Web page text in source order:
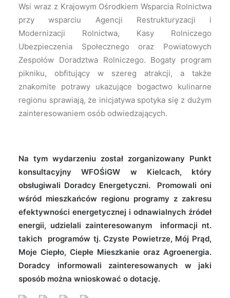
Wsi wraz z Krajowym Ośrodkiem Wsparcia Rolnictwa
przy wsparciu Agencji Restrukturyzacji i
Modernizacji Rolnictwa, Kasy Rolniczego
Ubezpieczenia Społecznego oraz Powiatowych
Zespołów Doradztwa Rolniczego. Bogaty program
pikniku, obfitujący w szereg atrakcji, a także
znakomite potrawy ukazujące bogactwo kulinarne
regionu sprawiają, że inicjatywa spotyka się z dużym
zainteresowaniem osób odwiedzających.
Na tym wydarzeniu został zorganizowany Punkt
konsultacyjny WFOŚiGW w Kielcach, który
obsługiwali Doradcy Energetyczni. Promowali oni
wśród mieszkańców regionu programy z zakresu
efektywności energetycznej i odnawialnych źródeł
energii, udzielali zainteresowanym informacji nt.
takich programów tj. Czyste Powietrze, Mój Prąd,
Moje Ciepło, Ciepłe Mieszkanie oraz Agroenergia.
Doradcy informowali zainteresowanych w jaki
sposób można wnioskować o dotację.